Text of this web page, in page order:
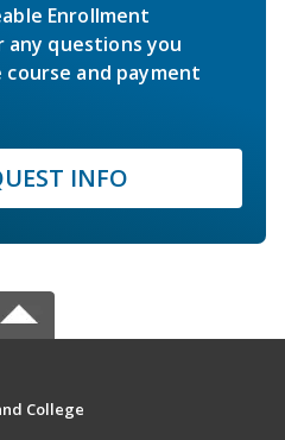
Enrollment
any questions you
and payment
INFO
College